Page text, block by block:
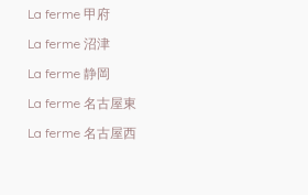
La ferme 甲府
La ferme 沼津
La ferme 静岡
La ferme 名古屋東
La ferme 名古屋西